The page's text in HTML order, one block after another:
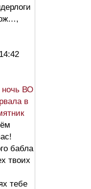
ночь ВО
в
бабла
твоих
тебе